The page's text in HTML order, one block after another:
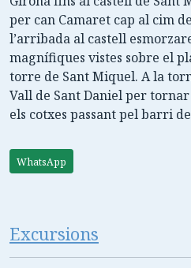
per can Camaret cap al cim
l’arribada al castell
magnífiques vistes sobre el
torre de Sant Miquel. A la
Vall de Sant Daniel per
els cotxes passant pel barri
WhatsApp
Excursions